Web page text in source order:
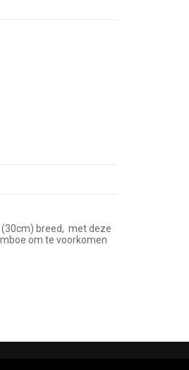
(30cm) breed, met deze
om te voorkomen